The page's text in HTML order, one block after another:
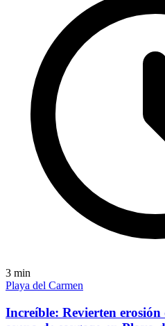
3 min
Playa del Carmen
Increíble: Revierten